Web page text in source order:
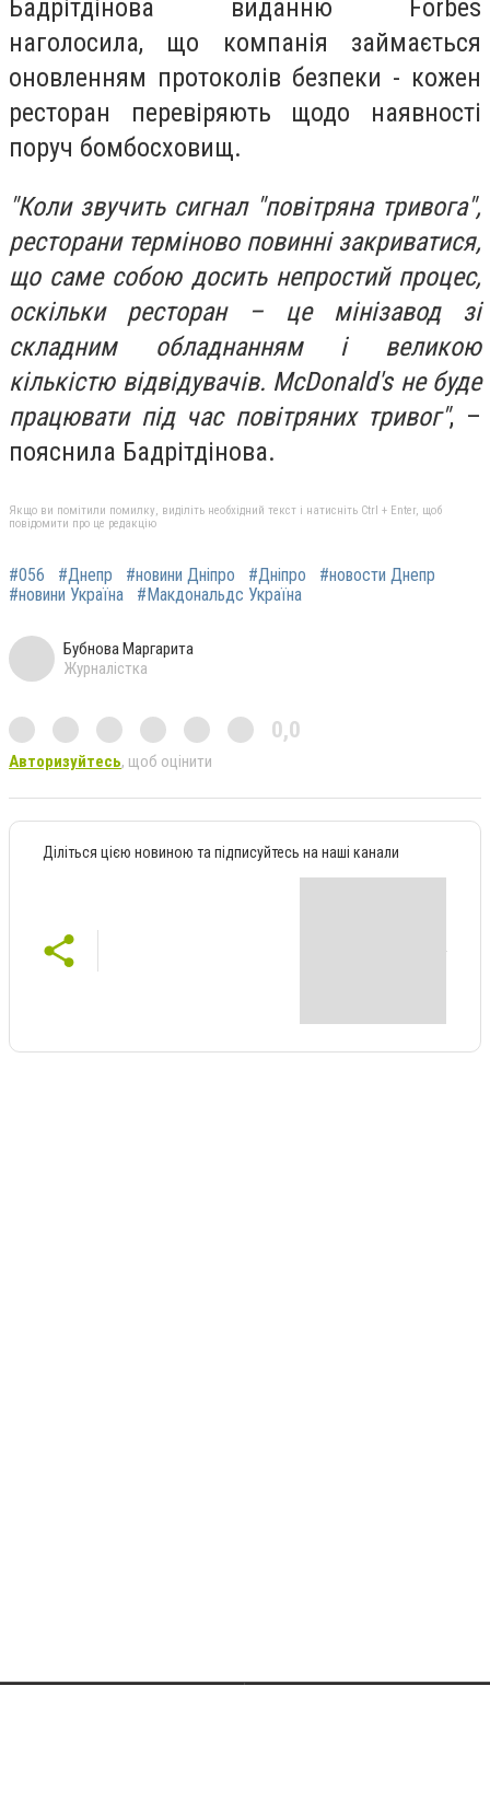
Бадрітдінова виданню Forbes
наголосила, що компанія займається
оновленням протоколів безпеки - кожен
ресторан перевіряють щодо наявності
поруч бомбосховищ.
"Коли звучить сигнал "повітряна тривога",
ресторани терміново повинні закриватися,
що саме собою досить непростий процес,
оскільки ресторан – це мінізавод зі
складним обладнанням і великою
кількістю відвідувачів. McDonald's не буде
працювати під час повітряних тривог", –
пояснила Бадрітдінова.
Якщо ви помітили помилку, виділіть необхідний текст і натисніть Ctrl + Enter, щоб
повідомити про це редакцію
#056 #Днепр #новини Дніпро #Дніпро
#новости Днепр
#новини Україна
#Макдональдс Україна
Бубнова Маргарита
Журналістка
0,0
Авторизуйтесь, щоб оцінити
Діліться цією новиною та підписуйтесь на наші канали